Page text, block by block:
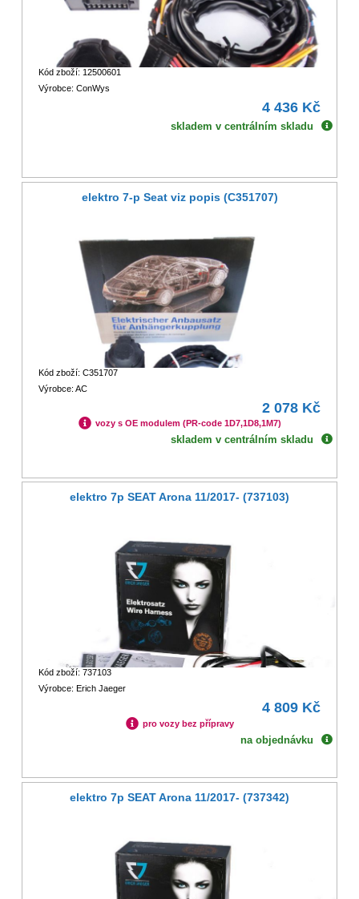
Kód zboží: 12500601
Výrobce: ConWys
4 436 Kč
skladem v centrálním skladu
elektro 7-p Seat viz popis (C351707)
Kód zboží: C351707
Výrobce: AC
2 078 Kč
vozy s OE modulem (PR-code 1D7,1D8,1M7)
skladem v centrálním skladu
elektro 7p SEAT Arona 11/2017- (737103)
Kód zboží: 737103
Výrobce: Erich Jaeger
4 809 Kč
pro vozy bez přípravy
na objednávku
elektro 7p SEAT Arona 11/2017- (737342)